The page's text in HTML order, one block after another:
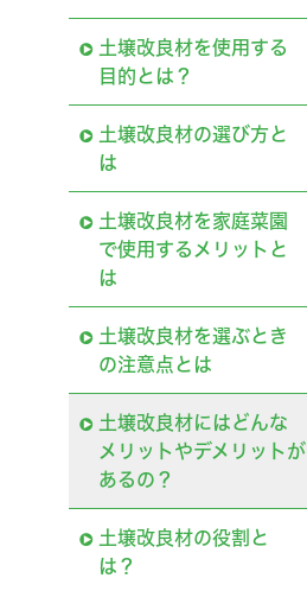
土壌改良材を使用する
目的とは？
土壌改良材の選び方と
は
土壌改良材を家庭菜園
で使用するメリットと
は
土壌改良材を選ぶとき
の注意点とは
土壌改良材にはどんな
メリットやデメリットが
あるの？
土壌改良材の役割と
は？